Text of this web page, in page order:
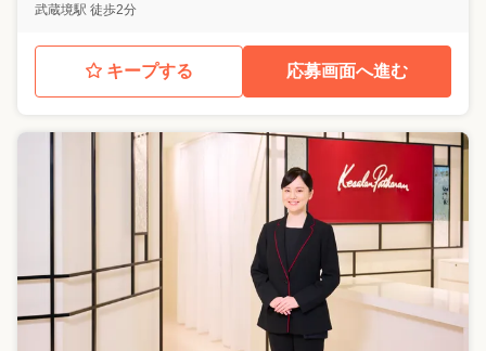
武蔵境駅 徒歩2分
キープする 応募画面へ進む